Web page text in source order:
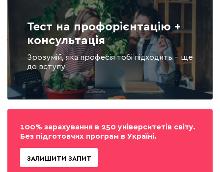
Тест на профорієнтацію +
консультація
Зрозумій, яка професія тобі підходить - ще
до вступу
100% зарахування в 250 університетів світу.
Без підготовчих програм в Україні.
ЗАЛИШИТИ ЗАПИТ